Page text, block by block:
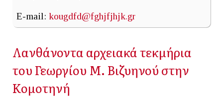
E-mail: kougdfd@fghjfjhjk.gr
Λανθάνοντα αρχειακά τεκμήρια
του Γεωργίου Μ. Βιζυηνού στην
Κομοτηνή